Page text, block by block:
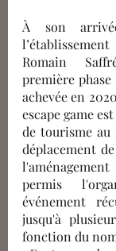
À son
Romain
première phase
achevée en
escape game
de tourisme au
déplacement
permis
événement
jusqu'à
fonction du